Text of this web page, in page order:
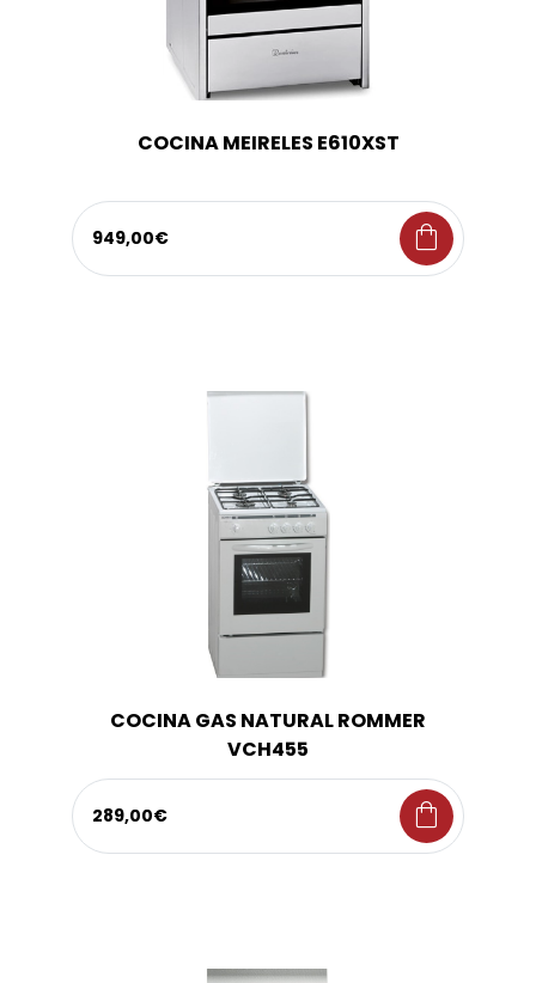
COCINA MEIRELES E610XST
949,00€ shopping_bag
COCINA GAS NATURAL ROMMER
VCH455
289,00€ shopping_bag